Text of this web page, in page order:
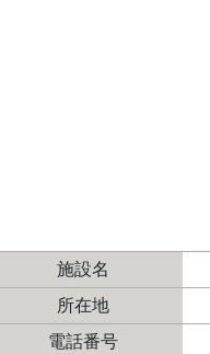
施設名
所在地
電話番号